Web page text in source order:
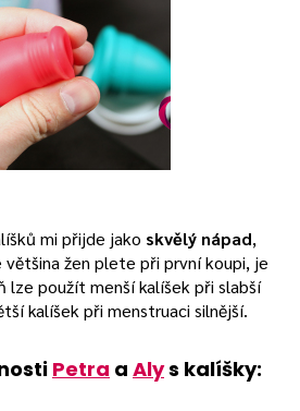
mi přijde jako skvělý nápad,
žen plete při první koupi, je
lze použít menší kalíšek při slabší
kalíšek při menstruaci silnější.
Petra a Alys kalíšky: